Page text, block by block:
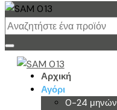
Αρχική
Αγόρι
0-24 μηνών